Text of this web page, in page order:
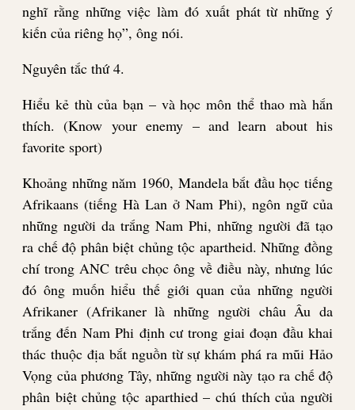
nghĩ rằng những việc làm đó xuất phát từ những ý
kiến của riêng họ”, ông nói.
Nguyên tắc thứ4.
Hiểu kẻ thù của bạn – và học môn thể thao mà hắn
thích. (Know your enemy – and learn about his
favorite sport)
Khoảng những năm 1960, Mandela bắt đầu học tiếng
Afrikaans (tiếng Hà Lan ở Nam Phi), ngôn ngữ của
những người da trắng Nam Phi, những người đã tạo
ra chế độ phân biệt chủng tộc apartheid. Những đồng
chí trong ANC trêu chọc ông về điều này, nhưng lúc
đó ông muốn hiểu thế giới quan của những người
Afrikaner (Afrikaner là những người châu Âu da
trắng đến Nam Phi định cư trong giai đoạn đầu khai
thác thuộc địa bắt nguồn từ sự khám phá ra mũi Hảo
Vọng của phương Tây, những người này tạo ra chế độ
phân biệt chủng tộc aparthied – chú thích của người